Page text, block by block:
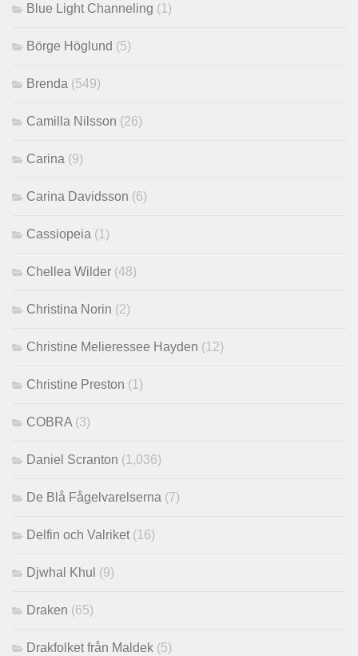
Blue Light Channeling (1)
Börge Höglund (5)
Brenda (549)
Camilla Nilsson (26)
Carina (9)
Carina Davidsson (6)
Cassiopeia (1)
Chellea Wilder (48)
Christina Norin (2)
Christine Melieressee Hayden (12)
Christine Preston (1)
COBRA (3)
Daniel Scranton (1,036)
De Blå Fågelvarelserna (7)
Delfin och Valriket (16)
Djwhal Khul (9)
Draken (65)
Drakfolket från Maldek (5)